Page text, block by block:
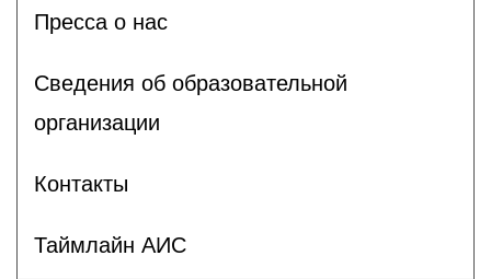
Пресса о нас
Сведения об образовательной
организации
Контакты
Таймлайн АИС